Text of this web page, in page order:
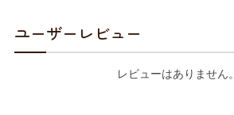
ユーザーレビュー
レビューはありません。